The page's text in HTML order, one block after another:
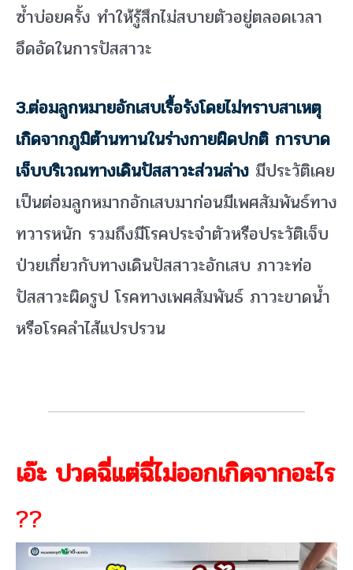
ซ้ำบ่อยครั้ง ทำให้รู้สึกไม่สบายตัวอยู่ตลอดเวลา
อึดอัดในการปัสสาวะ
3.ต่อมลูกหมายอักเสบเรื้อรังโดยไม่ทราบสาเหตุ
เกิดจากภูมิต้านทานในร่างกายผิดปกติ การบาด
เจ็บบริเวณทางเดินปัสสาวะส่วนล่าง มีประวัติเคย
เป็นต่อมลูกหมากอักเสบมาก่อนมีเพศสัมพันธ์ทาง
ทวารหนัก รวมถึงมีโรคประจำตัวหรือประวัติเจ็บ
ป่วยเกี่ยวกับทางเดินปัสสาวะอักเสบ ภาวะท่อ
ปัสสาวะผิดรูป โรคทางเพศสัมพันธ์ ภาวะขาดน้ำ
หรือโรคลำไส้แปรปรวน
เอ๊ะ ปวดฉี่แต่ฉี่ไม่ออกเกิดจากอะไร
??